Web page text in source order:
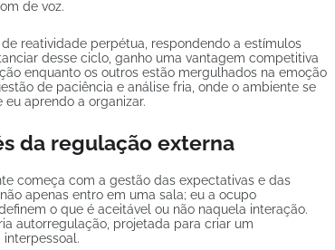
de voz.
reatividade perpétua, respondendo a estímulos
desse ciclo, ganho uma vantagem competitiva
enquanto os outros estão mergulhados na emoção
de paciência e análise fria, onde o ambiente se
aprendo a organizar.
da regulação externa
começa com a gestão das expectativas e das
apenas entro em uma sala; eu a ocupo
o que é aceitável ou não naquela interação.
autorregulação, projetada para criar um